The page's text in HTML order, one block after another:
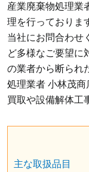
産業廃棄物処理業
理を行っておりま
当社にお問合わせ
ど多様なご要望に
の業者から断られ
処理業者 小林茂
買取や設備解体工
主な取扱品目